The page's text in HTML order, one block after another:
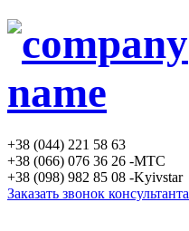
+38 (044) 221 58 63
+38 (066) 076 36 26 -MTC
+38 (098) 982 85 08 -Kyivstar
Заказать звонок консультанта